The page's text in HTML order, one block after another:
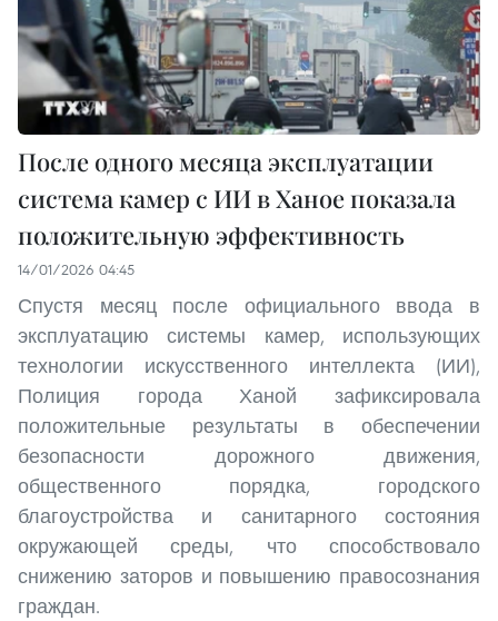
После одного месяца эксплуатации
система камер с ИИ в Ханое показала
положительную эффективность
14/01/2026 04:45
Спустя месяц после официального ввода в
эксплуатацию системы камер, использующих
технологии искусственного интеллекта (ИИ),
Полиция города Ханой зафиксировала
положительные результаты в обеспечении
безопасности дорожного движения,
общественного порядка, городского
благоустройства и санитарного состояния
окружающей среды, что способствовало
снижению заторов и повышению правосознания
граждан.